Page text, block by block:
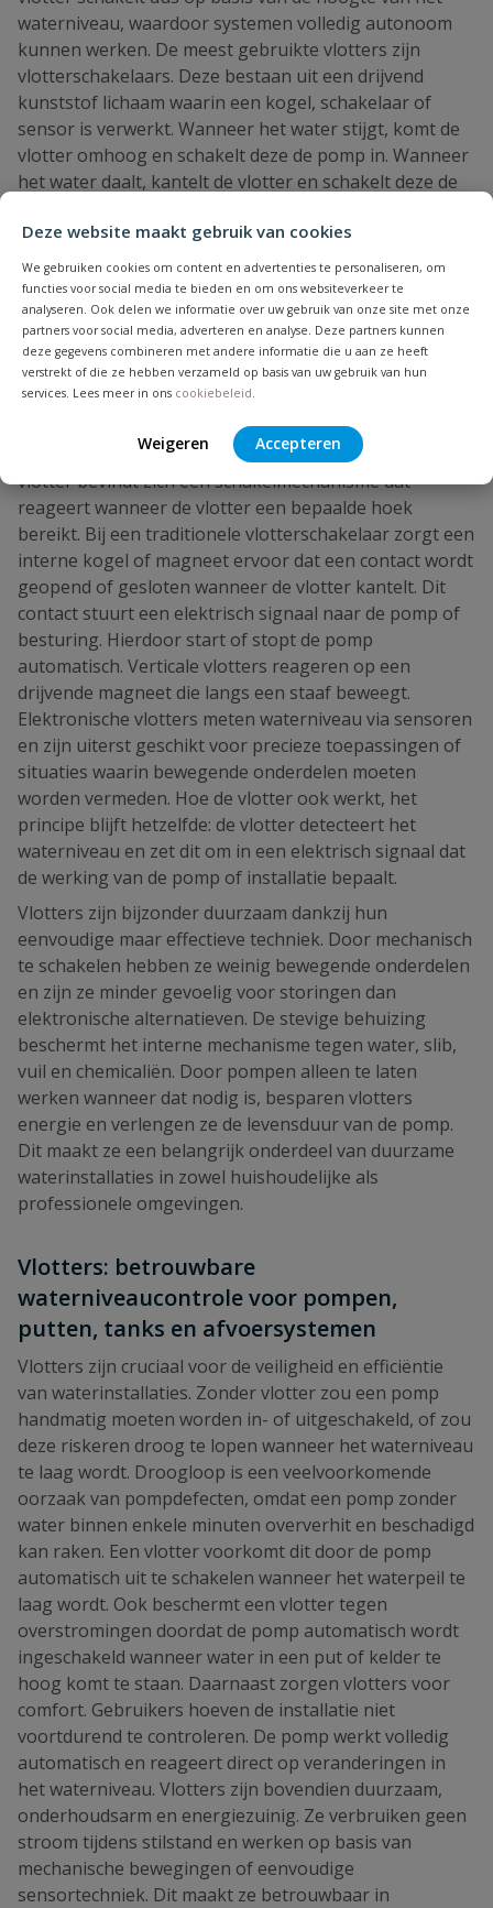
Deze website maakt gebruik van cookies
We gebruiken cookies om content en advertenties te personaliseren, om
functies voor social media te bieden en om ons websiteverkeer te
analyseren. Ook delen we informatie over uw gebruik van onze site met onze
partners voor social media, adverteren en analyse. Deze partners kunnen
deze gegevens combineren met andere informatie die u aan ze heeft
verstrekt of die ze hebben verzameld op basis van uw gebruik van hun
services. Lees meer in ons cookiebeleid
Weigeren Accepteren
waterniveau, waardoor systemen volledig autonoom
kunnen werken. De meest gebruikte vlotters zijn
vlotterschakelaars. Deze bestaan uit een drijvend
kunststof lichaam waarin een kogel, schakelaar of
sensor is verwerkt. Wanneer het water stijgt, komt de
vlotter omhoog en schakelt deze de pomp in. Wanneer
het water daalt, kantelt de vlotter en schakelt deze de
betrouwbaar en ongevoelig voor storingen. Daarnaast
bestaan er verticale vlotters, reedcontact-vlotters,
elektronische niveauschakelaars en vlotters speciaal
ontworpen voor vuilwater. Deze varianten worden
toegepast in installaties waar nauwkeurigheid,
compactheid of extra veiligheid vereist is.
Een vlotter werkt op basis van het principe van
drijfvermogen. De vlotter drijft op het water en kantelt
of schuift wanneer het waterniveau verandert. In de
vlotter bevindt zich een schakelmechanisme dat
reageert wanneer de vlotter een bepaalde hoek
bereikt. Bij een traditionele vlotterschakelaar zorgt een
interne kogel of magneet ervoor dat een contact wordt
geopend of gesloten wanneer de vlotter kantelt. Dit
contact stuurt een elektrisch signaal naar de pomp of
besturing. Hierdoor start of stopt de pomp
automatisch. Verticale vlotters reageren op een
drijvende magneet die langs een staaf beweegt.
Elektronische vlotters meten waterniveau via sensoren
en zijn uiterst geschikt voor precieze toepassingen of
situaties waarin bewegende onderdelen moeten
worden vermeden. Hoe de vlotter ook werkt, het
principe blijft hetzelfde: de vlotter detecteert het
waterniveau en zet dit om in een elektrisch signaal dat
de werking van de pomp of installatie bepaalt.
Vlotters zijn bijzonder duurzaam dankzij hun
eenvoudige maar effectieve techniek. Door mechanisch
te schakelen hebben ze weinig bewegende onderdelen
en zijn ze minder gevoelig voor storingen dan
elektronische alternatieven. De stevige behuizing
beschermt het interne mechanisme tegen water, slib,
vuil en chemicaliën. Door pompen alleen te laten
werken wanneer dat nodig is, besparen vlotters
energie en verlengen ze de levensduur van de pomp.
Dit maakt ze een belangrijk onderdeel van duurzame
waterinstallaties in zowel huishoudelijke als
professionele omgevingen.
Vlotters: betrouwbare
waterniveaucontrole voor pompen,
putten, tanks en afvoersystemen
Vlotters zijn cruciaal voor de veiligheid en efficiëntie
van waterinstallaties. Zonder vlotter zou een pomp
handmatig moeten worden in- of uitgeschakeld, of zou
deze riskeren droog te lopen wanneer het waterniveau
te laag wordt. Droogloop is een veelvoorkomende
oorzaak van pompdefecten, omdat een pomp zonder
water binnen enkele minuten oververhit en beschadigd
kan raken. Een vlotter voorkomt dit door de pomp
automatisch uit te schakelen wanneer het waterpeil te
laag wordt. Ook beschermt een vlotter tegen
overstromingen doordat de pomp automatisch wordt
ingeschakeld wanneer water in een put of kelder te
hoog komt te staan. Daarnaast zorgen vlotters voor
comfort. Gebruikers hoeven de installatie niet
voortdurend te controleren. De pomp werkt volledig
automatisch en reageert direct op veranderingen in
het waterniveau. Vlotters zijn bovendien duurzaam,
onderhoudsarm en energiezuinig. Ze verbruiken geen
stroom tijdens stilstand en werken op basis van
mechanische bewegingen of eenvoudige
sensortechniek. Dit maakt ze betrouwbaar in